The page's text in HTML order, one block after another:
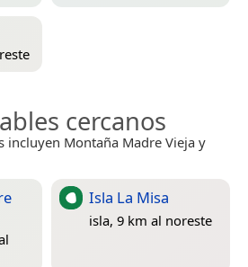
cercanos
incluyen Montaña Madre Vieja y
Isla La Misa
isla, 9 km al noreste